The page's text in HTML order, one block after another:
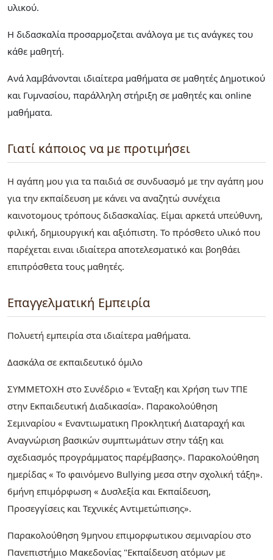
υλικού.
Η διδασκαλία προσαρμοζεται ανάλογα με τις ανάγκες του
κάθε μαθητή.
Ανά λαμβάνονται ιδιαίτερα μαθήματα σε μαθητές Δημοτικού
και Γυμνασίου, παράλληλη στήριξη σε μαθητές και online
μαθήματα.
Γιατί κάποιος να με προτιμήσει
Η αγάπη μου για τα παιδιά σε συνδυασμό με την αγάπη μου
για την εκπαίδευση με κάνει να αναζητώ συνέχεια
καινοτομους τρόπους διδασκαλίας. Είμαι αρκετά υπεύθυνη,
φιλική, δημιουργική και αξιόπιστη. Το πρόσθετο υλικό που
παρέχεται ειναι ιδιαίτερα αποτελεσματικό και βοηθάει
επιπρόσθετα τους μαθητές.
Επαγγελματική Εμπειρία
Πολυετή εμπειρία στα ιδιαίτερα μαθήματα.
Δασκάλα σε εκπαιδευτικό όμιλο
ΣΥΜΜΕΤΟΧΗ στο Συνέδριο « Ένταξη και Χρήση των ΤΠΕ
στην Εκπαιδευτική Διαδικασία». Παρακολούθηση
Σεμιναρίου « Εναντιωματικη Προκλητική Διαταραχή και
Αναγνώριση βασικών συμπτωμάτων στην τάξη και
σχεδιασμός προγράμματος παρέμβασης». Παρακολούθηση
ημερίδας « Το φαινόμενο Bullying μεσα στην σχολική τάξη».
6μήνη επιμόρφωση « Δυσλεξία και Εκπαίδευση,
Προσεγγίσεις και Τεχνικές Αντιμετώπισης».
Παρακολούθηση 9μηνου επιμορφωτικου σεμιναρίου στο
Πανεπιστήμιο Μακεδονίας "Εκπαίδευση ατόμων με